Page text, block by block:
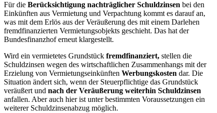
Für die Berücksichtigung nachträglicher Schuldzinsen bei den
Einkünften aus Vermietung und Verpachtung kommt es darauf an,
was mit dem Erlös aus der Veräußerung des mit einem Darlehen
fremdfinanzierten Vermietungsobjekts geschieht. Das hat der
Bundesfinanzhof erneut klargestellt.
Wird ein vermietetes Grundstück fremdfinanziert, stellen die
Schuldzinsen wegen des wirtschaftlichen Zusammenhangs mit der
Erzielung von Vermietungseinkünften Werbungskosten dar. Die
Situation ändert sich, wenn der Steuerpflichtige das Grundstück
veräußert und nach der Veräußerung weiterhin Schuldzinsen
anfallen. Aber auch hier ist unter bestimmten Voraussetzungen ein
weiterer Schuldzinsenabzug möglich.